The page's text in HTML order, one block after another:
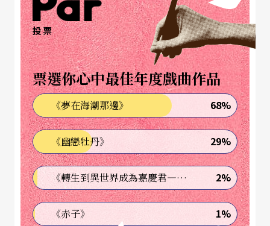
單一的旋轉概念，表達對六四天安門血腥屠殺的愴
憤。《家族合唱》藉由塵封的影像資料和口述歷史
記錄，和舞蹈相互交織，轉化台灣戰後「二二八」
與「白色恐怖」等政治事件，總結了島嶼的威權年
代。
曾受政治迫害的台灣現代舞先驅蔡瑞月辭世後，由
舞蹈家蕭渥廷延續她的舞蹈命脈。每年舉辦的「蔡
瑞月舞蹈節」，從藝術拉出文化、社會的深度與廣
度，主題貼合時事議題和脈動，包括土地、反核、
居住、死刑、服貿等，交由國內外編舞家各自表
投票
票選你心中最佳年度戲曲作品
《夢在海潮那邊》 68%
《幽戀牡丹》 29%
《轉生到異世界成為嘉慶君—發現我的祖先是詐騙集團!?》 2%
《赤子》 1%